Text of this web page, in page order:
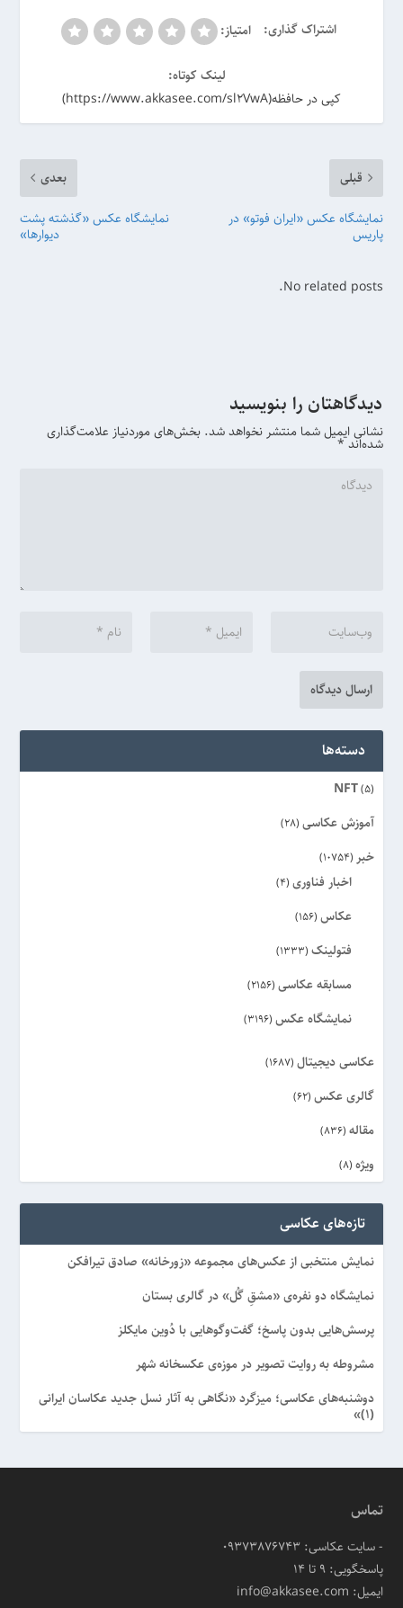
اشتراک گذاری: امتیاز:
لینک کوتاه:
کپی در حافظه(https://www.akkasee.com/sl2VwA)
قبلی
نمایشگاه عکس «ایران فوتو» در
پاریس
بعدی
نمایشگاه عکس «گذشته پشت
دیوارها»
No related posts.
دیدگاهتان را بنویسید
نشانی ایمیل شما منتشر نخواهد شد. بخش‌های موردنیاز علامت‌گذاری
شده‌اند*
دسته‌ها
NFT(5)
آموزش عکاسی (28)
خبر (10754)
اخبار فناوری (4)
عکاس (156)
فتولینک (1333)
مسابقه عکاسی (2156)
نمایشگاه عکس (3196)
عکاسی دیجیتال (1687)
گالری عکس (62)
مقاله (836)
ویژه (8)
تازه‌های عکاسی
نمایش منتخبی از عکس‌های مجموعه «زورخانه» صادق تیرافکن
نمایشگاه دو نفره‌ی «مشقِ گُل» در گالری بستان
پرسش‌هایی بدون پاسخ؛ گفت‌وگوهایی با دُوین مایکلز
مشروطه به روایت تصویر در موزه‌ی عکسخانه شهر
دوشنبه‌های عکاسی؛ میزگرد «نگاهی به آثار نسل جدید عکاسان ایرانی
(۱)»
تماس
- سایت عکاسی: 09373876743
پاسخگویی: ۹ تا ۱۴
ایمیل: info@akkasee.com